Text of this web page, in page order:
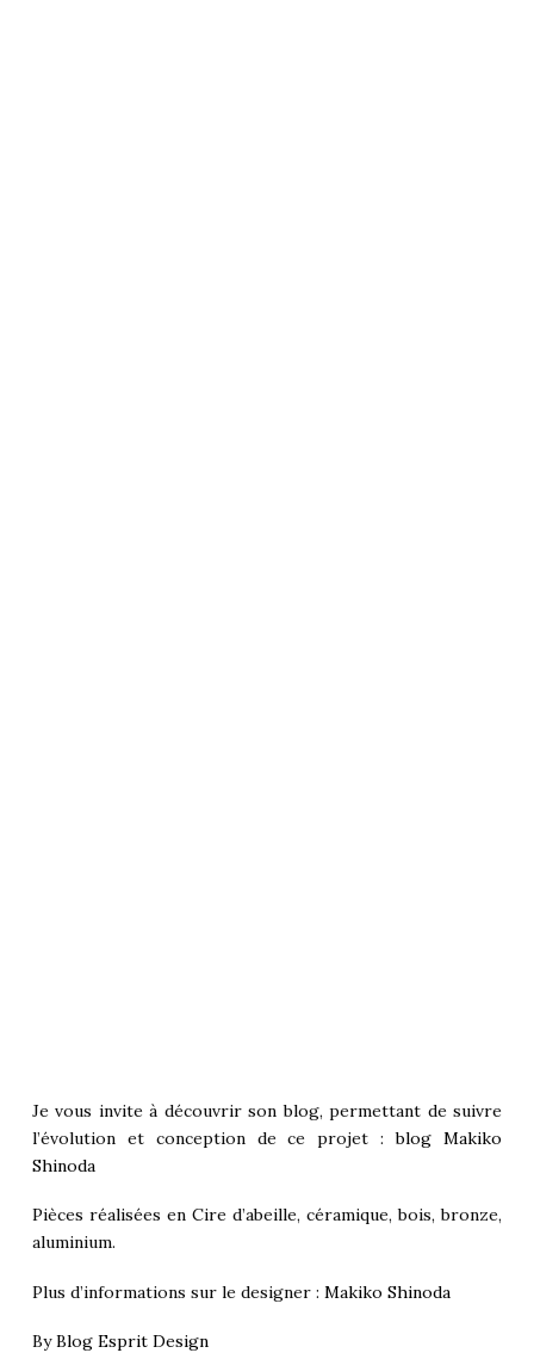
Je vous invite à découvrir son blog, permettant de suivre
l’évolution et conception de ce projet :blog Makiko
Shinoda
Pièces réalisées en Cire d’abeille, céramique, bois, bronze,
aluminium.
Plus d’informations sur le designer : Makiko Shinoda
ByBlog Esprit Design